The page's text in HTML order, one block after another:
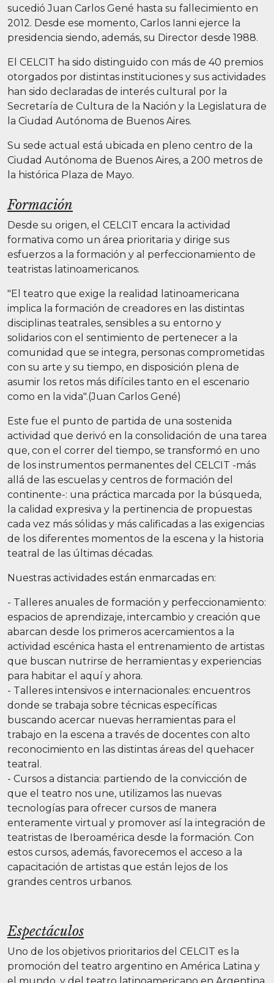
sucedió Juan Carlos Gené hasta su fallecimiento en
2012. Desde ese momento, Carlos Ianni ejerce la
presidencia siendo, además, su Director desde 1988.
El CELCIT ha sido distinguido con más de 40 premios
otorgados por distintas instituciones y sus actividades
han sido declaradas de interés cultural por la
Secretaría de Cultura de la Nación y la Legislatura de
la Ciudad Autónoma de Buenos Aires.
Su sede actual está ubicada en pleno centro de la
Ciudad Autónoma de Buenos Aires, a 200 metros de
la histórica Plaza de Mayo.
Formación
Desde su origen, el CELCIT encara la actividad
formativa como un área prioritaria y dirige sus
esfuerzos a la formación y al perfeccionamiento de
teatristas latinoamericanos.
"El teatro que exige la realidad latinoamericana
implica la formación de creadores en las distintas
disciplinas teatrales, sensibles a su entorno y
solidarios con el sentimiento de pertenecer a la
comunidad que se integra, personas comprometidas
con su arte y su tiempo, en disposición plena de
asumir los retos más difíciles tanto en el escenario
como en la vida".(Juan Carlos Gené)
Este fue el punto de partida de una sostenida
actividad que derivó en la consolidación de una tarea
que, con el correr del tiempo, se transformó en uno
de los instrumentos permanentes del CELCIT -más
allá de las escuelas y centros de formación del
continente-: una práctica marcada por la búsqueda,
la calidad expresiva y la pertinencia de propuestas
cada vez más sólidas y más calificadas a las exigencias
de los diferentes momentos de la escena y la historia
teatral de las últimas décadas.
Nuestras actividades están enmarcadas en:
- Talleres anuales de formación y perfeccionamiento:
espacios de aprendizaje, intercambio y creación que
abarcan desde los primeros acercamientos a la
actividad escénica hasta el entrenamiento de artistas
que buscan nutrirse de herramientas y experiencias
para habitar el aquí y ahora.
- Talleres intensivos e internacionales: encuentros
donde se trabaja sobre técnicas específicas
buscando acercar nuevas herramientas para el
trabajo en la escena a través de docentes con alto
reconocimiento en las distintas áreas del quehacer
teatral.
- Cursos a distancia: partiendo de la convicción de
que el teatro nos une, utilizamos las nuevas
tecnologías para ofrecer cursos de manera
enteramente virtual y promover así la integración de
teatristas de Iberoamérica desde la formación. Con
estos cursos, además, favorecemos el acceso a la
capacitación de artistas que están lejos de los
grandes centros urbanos.
Espectáculos
Uno de los objetivos prioritarios del CELCIT es la
promoción del teatro argentino en América Latina y
el mundo, y del teatro latinoamericano en Argentina.